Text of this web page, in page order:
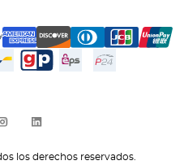
los derechos reservados.